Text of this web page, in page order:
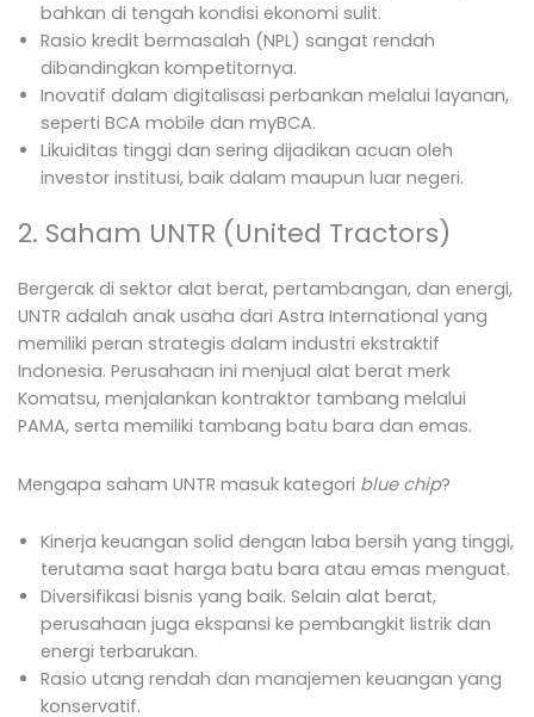
bahkan di tengah kondisi ekonomi sulit.
Rasio kredit bermasalah (NPL) sangat rendah
dibandingkan kompetitornya.
Inovatif dalam digitalisasi perbankan melalui layanan,
seperti BCA mobile dan myBCA.
Likuiditas tinggi dan sering dijadikan acuan oleh
investor institusi, baik dalam maupun luar negeri.
2. Saham UNTR (United Tractors)
Bergerak di sektor alat berat, pertambangan, dan energi,
UNTR adalah anak usaha dari Astra International yang
memiliki peran strategis dalam industri ekstraktif
Indonesia. Perusahaan ini menjual alat berat merk
Komatsu, menjalankan kontraktor tambang melalui
PAMA, serta memiliki tambang batu bara dan emas.
Mengapa saham UNTR masuk kategori blue chip?
Kinerja keuangan solid dengan laba bersih yang tinggi,
terutama saat harga batu bara atau emas menguat.
Diversifikasi bisnis yang baik. Selain alat berat,
perusahaan juga ekspansi ke pembangkit listrik dan
energi terbarukan.
Rasio utang rendah dan manajemen keuangan yang
konservatif.